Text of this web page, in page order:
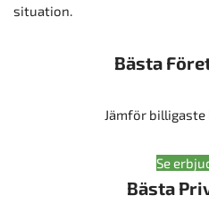
situation.
Bästa
Jämför
Se
Bästa